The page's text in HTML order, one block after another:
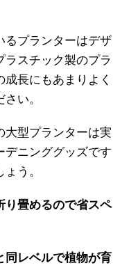
るプランターはデザ
スチック製のプラ
長にもあまりよく
い。
大型プランターは実
デニンググッズです
う。
り畳めるので省スペ
同レベルで植物が育